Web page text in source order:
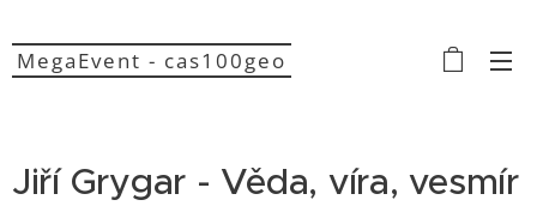
MegaEvent - cas100geo
Jiří Grygar - Věda, víra, vesmír